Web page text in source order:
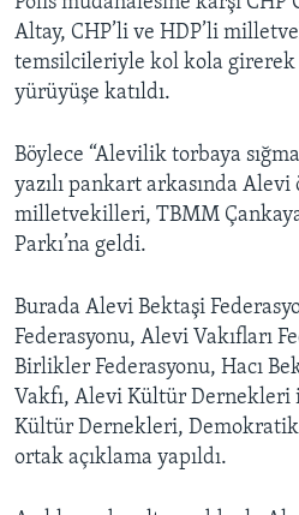
Altay, CHP’li ve HDP’li
temsilcileriyle kol kola
yürüyüşe katıldı.
Böylece “Alevilik torbaya
yazılı pankart arkasında
milletvekilleri, TBMM
Parkı’na geldi.
Burada Alevi Bektaşi
Federasyonu, Alevi Vakıfları
Birlikler Federasyonu, Hacı
Vakfı, Alevi Kültür Dernekleri
Kültür Dernekleri,
ortak açıklama yapıldı.